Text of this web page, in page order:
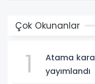
Çok Okunanlar
1
Atama
yayımlandı